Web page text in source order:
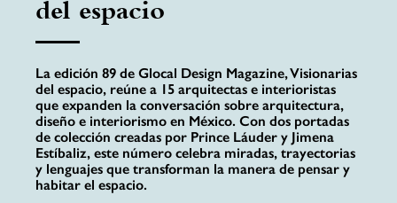
del espacio
La edición 89 de Glocal Design Magazine, Visionarias
del espacio, reúne a 15 arquitectas e interioristas
que expanden la conversación sobre arquitectura,
diseño e interiorismo en México. Con dos portadas
de colección creadas por Prince Láuder y Jimena
Estíbaliz, este número celebra miradas, trayectorias
y lenguajes que transforman la manera de pensar y
habitar el espacio.